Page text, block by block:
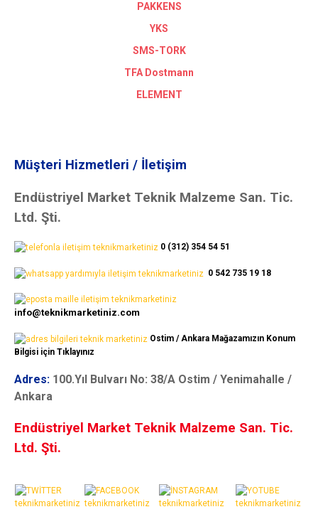
PAKKENS
YKS
SMS-TORK
TFA Dostmann
ELEMENT
Müşteri Hizmetleri / İletişim
Endüstriyel Market Teknik Malzeme San. Tic.
Ltd. Şti.
0 (312) 354 54 51
0 542 735 19 18
info@teknikmarketiniz.com
Ostim / Ankara Mağazamızın Konum
Bilgisi için Tıklayınız
Adres: 100.Yıl Bulvarı No: 38/A Ostim / Yenimahalle /
Ankara
Endüstriyel Market Teknik Malzeme San. Tic.
Ltd. Şti.